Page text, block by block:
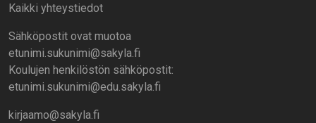
Kaikki yhteystiedot
Sähköpostit ovat muotoa
etunimi.sukunimi@sakyla.fi
Koulujen henkilöstön sähköpostit:
etunimi.sukunimi@edu.sakyla.fi
kirjaamo@sakyla.fi